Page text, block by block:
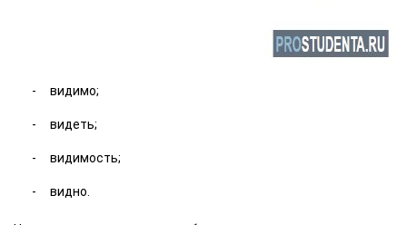
видимо;
видеть;
видимость;
видно.